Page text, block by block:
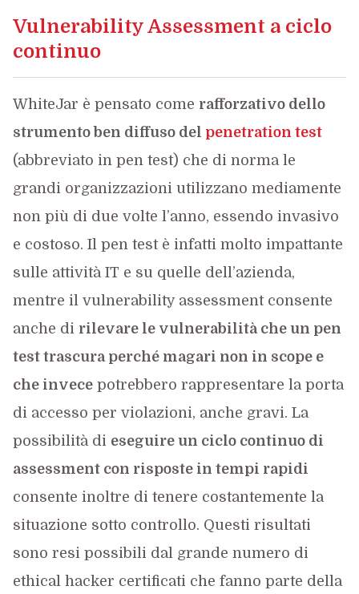
Vulnerability Assessment a ciclo
continuo
WhiteJar è pensato come rafforzativo dello
strumento ben diffuso del penetration test
(abbreviato in pen test) che di norma le
grandi organizzazioni utilizzano mediamente
non più di due volte l’anno, essendo invasivo
e costoso. Il pen test è infatti molto impattante
sulle attività IT e su quelle dell’azienda,
mentre il vulnerability assessment consente
anche di rilevare le vulnerabilità che un pen
test trascura perché magari non in scope e
che invecepotrebbero rappresentare la porta
di accesso per violazioni, anche gravi. La
possibilità di eseguire un ciclo continuo di
assessment con risposte in tempi rapidi
consente inoltre di tenere costantemente la
situazione sotto controllo. Questi risultati
sono resi possibili dal grande numero di
ethical hacker certificati che fanno parte della